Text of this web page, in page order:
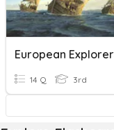
European
14 Q 3rd